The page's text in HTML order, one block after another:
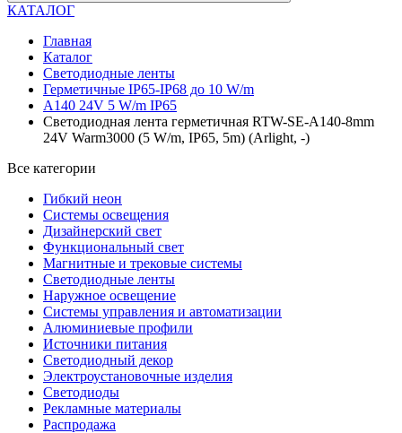
КАТАЛОГ
Главная
Каталог
Светодиодные ленты
Герметичные IP65-IP68 до 10 W/m
A140 24V 5 W/m IP65
Светодиодная лента герметичная RTW-SE-A140-8mm
24V Warm3000 (5 W/m, IP65, 5m) (Arlight, -)
Все категории
Гибкий неон
Системы освещения
Дизайнерский свет
Функциональный свет
Магнитные и трековые системы
Светодиодные ленты
Наружное освещение
Системы управления и автоматизации
Алюминиевые профили
Источники питания
Светодиодный декор
Электроустановочные изделия
Светодиоды
Рекламные материалы
Распродажа